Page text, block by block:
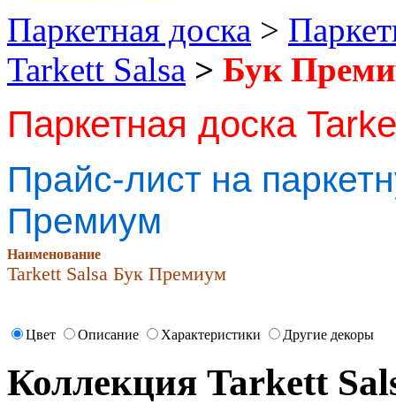
Паркетная доска >
Tarkett Salsa > Бук
Паркетная доска
Прайс-лист на
Премиум
Наименование
Tarkett Salsa Бук Премиум
Цвет Описание Характеристики Другие декоры
Коллекция Tarkett